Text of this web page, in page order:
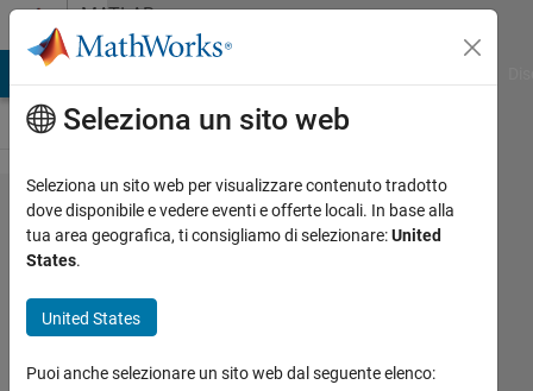
Vai al contenutoMATLAB
Answers
notch filter
to remove
fundamental
Seleziona un sito web
Seleziona un sito web per visualizzare contenuto tradotto
dove disponibile e vedere eventi e offerte locali. In base alla
tua area geografica, ti consigliamo di selezionare:United
States.
United States
Puoi anche selezionare un sito web dal seguente elenco: